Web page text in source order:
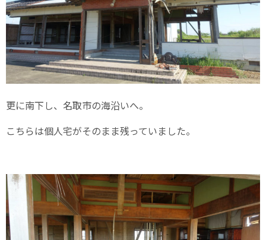
更に南下し、名取市の海沿いへ。
こちらは個人宅がそのまま残っていました。